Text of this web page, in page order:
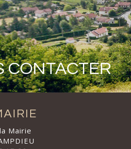
CONTACTER
Mairie